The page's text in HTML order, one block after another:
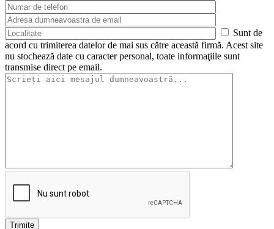
Sunt de
acord cu trimiterea datelor de mai sus către această firmă. Acest site
nu stochează date cu caracter personal, toate informaţiile sunt
transmise direct pe email.